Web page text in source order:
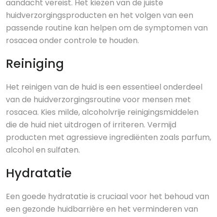
aandacht vereist. Het kiezen van de juiste
huidverzorgingsproducten en het volgen van een
passende routine kan helpen om de symptomen van
rosacea onder controle te houden.
Reiniging
Het reinigen van de huid is een essentieel onderdeel
van de huidverzorgingsroutine voor mensen met
rosacea. Kies milde, alcoholvrije reinigingsmiddelen
die de huid niet uitdrogen of irriteren. Vermijd
producten met agressieve ingrediënten zoals parfum,
alcohol en sulfaten.
Hydratatie
Een goede hydratatie is cruciaal voor het behoud van
een gezonde huidbarrière en het verminderen van